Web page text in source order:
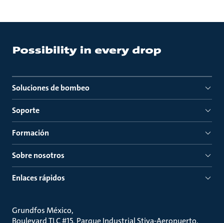
Soluciones de bombeo
Soporte
Formación
Sobre nosotros
Enlaces rápidos
Grundfos México
Boulevard TLC #15, Parque Industrial Stiva-Aeropuerto,